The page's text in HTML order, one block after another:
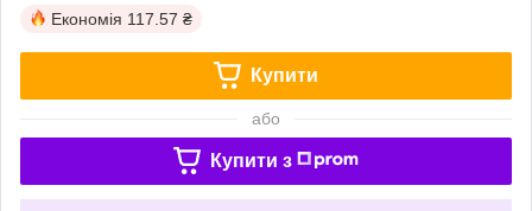
Економія 117.57 ₴
Купити
або
Купити з